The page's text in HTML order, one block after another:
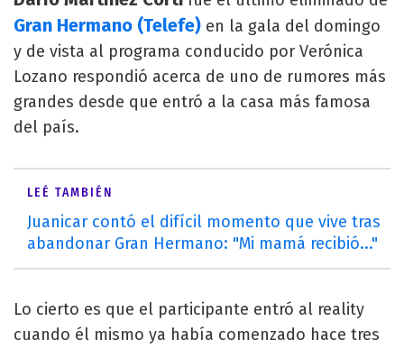
Gran Hermano (Telefe) en la gala del domingo
y de vista al programa conducido por Verónica
Lozano respondió acerca de uno de rumores más
grandes desde que entró a la casa más famosa
del país.
LEÉ TAMBIÉN
Juanicar contó el difícil momento que vive tras
abandonar Gran Hermano: "Mi mamá recibió..."
Lo cierto es que el participante entró al reality
cuando él mismo ya había comenzado hace tres